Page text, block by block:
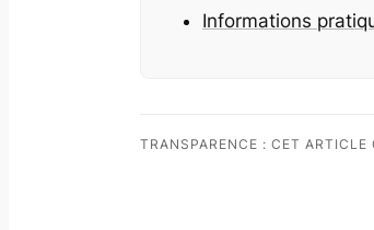
Informations
TRANSPARENCE : CET